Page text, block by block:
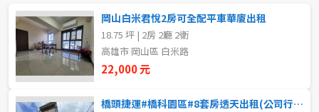
基隆市
新北市
宜蘭縣
岡山白米君悅2房可全配平車華廈出租
18.75 坪 | 2房 2廳 2衛
高雄市 岡山區 白米路
22,000 元
橋頭捷運#橋科園區#8套房透天出租(公司行號首選)